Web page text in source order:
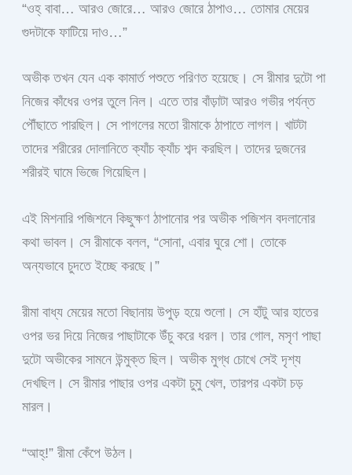
“ওহ্ বাবা… আরও জোরে… আরও জোরে ঠাপাও… তোমার মেয়ের
গুদটাকে ফাটিয়ে দাও…”
অভীক তখন যেন এক কামার্ত পশুতে পরিণত হয়েছে। সে রীমার দুটো পা
নিজের কাঁধের ওপর তুলে নিল। এতে তার বাঁড়াটা আরও গভীর পর্যন্ত
পৌঁছাতে পারছিল। সে পাগলের মতো রীমাকে ঠাপাতে লাগল। খাটটা
তাদের শরীরের দোলানিতে ক্যাঁচ ক্যাঁচ শব্দ করছিল। তাদের দুজনের
শরীরই ঘামে ভিজে গিয়েছিল।
এই মিশনারি পজিশনে কিছুক্ষণ ঠাপানোর পর অভীক পজিশন বদলানোর
কথা ভাবল। সে রীমাকে বলল, “সোনা, এবার ঘুরে শো। তোকে
অন্যভাবে চুদতে ইচ্ছে করছে।”
রীমা বাধ্য মেয়ের মতো বিছানায় উপুড় হয়ে শুলো। সে হাঁটু আর হাতের
ওপর ভর দিয়ে নিজের পাছাটাকে উঁচু করে ধরল। তার গোল, মসৃণ পাছা
দুটো অভীকের সামনে উন্মুক্ত ছিল। অভীক মুগ্ধ চোখে সেই দৃশ্য
দেখছিল। সে রীমার পাছার ওপর একটা চুমু খেল, তারপর একটা চড়
মারল।
“আহ্!” রীমা কেঁপে উঠল।